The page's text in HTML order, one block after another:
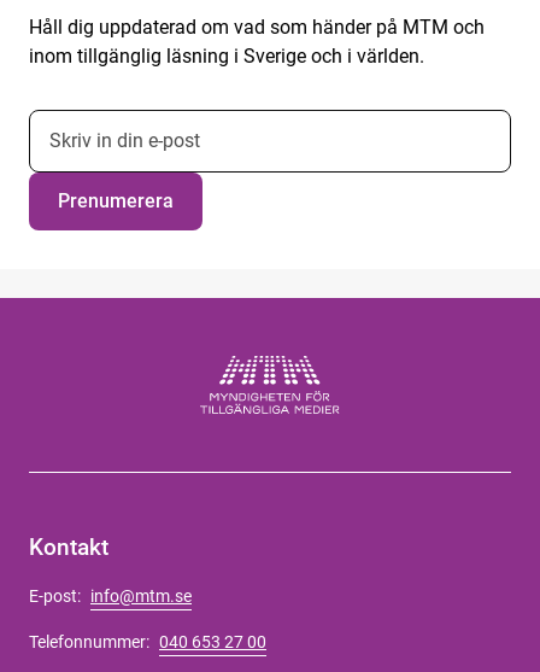
Håll dig uppdaterad om vad som händer på MTM och
inom tillgänglig läsning i Sverige och i världen.
E-postadress nyhetsbrevsprenumeration
Prenumerera
Kontakt
E-post: info@mtm.se
Telefonnummer: 040 653 27 00